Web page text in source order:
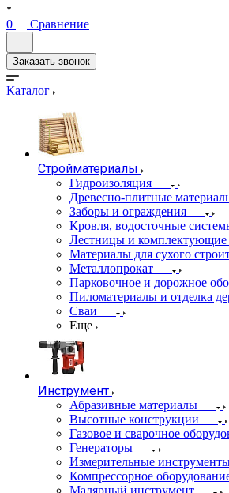
0 Сравнение
Заказать звонок
Каталог
Стройматериалы
Гидроизоляция
Древесно-плитные
Заборы и ограждения
Кровля, водосточные
Лестницы и комплектующие
Материалы для сухого
Металлопрокат
Парковочное и дорожное
Пиломатериалы и отделка
Сваи
Еще
Инструмент
Абразивные материалы
Высотные конструкции
Газовое и сварочное
Генераторы
Измерительные
Компрессорное
Малярный инструмент